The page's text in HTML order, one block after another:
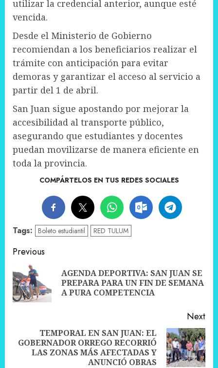
utilizar la credencial anterior, aunque esté
vencida.
Desde el Ministerio de Gobierno
recomiendan a los beneficiarios realizar el
trámite con anticipación para evitar
demoras y garantizar el acceso al servicio a
partir del 1 de abril.
San Juan sigue apostando por mejorar la
accesibilidad al transporte público,
asegurando que estudiantes y docentes
puedan movilizarse de manera eficiente en
toda la provincia.
COMPÁRTELOS EN TUS REDES SOCIALES
Tags: Boleto estudiantil RED TULUM
Post
navigation
Previous
AGENDA DEPORTIVA: SAN JUAN SE
PREPARA PARA UN FIN DE SEMANA
A PURA COMPETENCIA
Next
Next
post:
TEMPORAL EN SAN JUAN: EL
GOBERNADOR ORREGO RECORRIÓ
LAS ZONAS MÁS AFECTADAS Y
ANUNCIÓ OBRAS